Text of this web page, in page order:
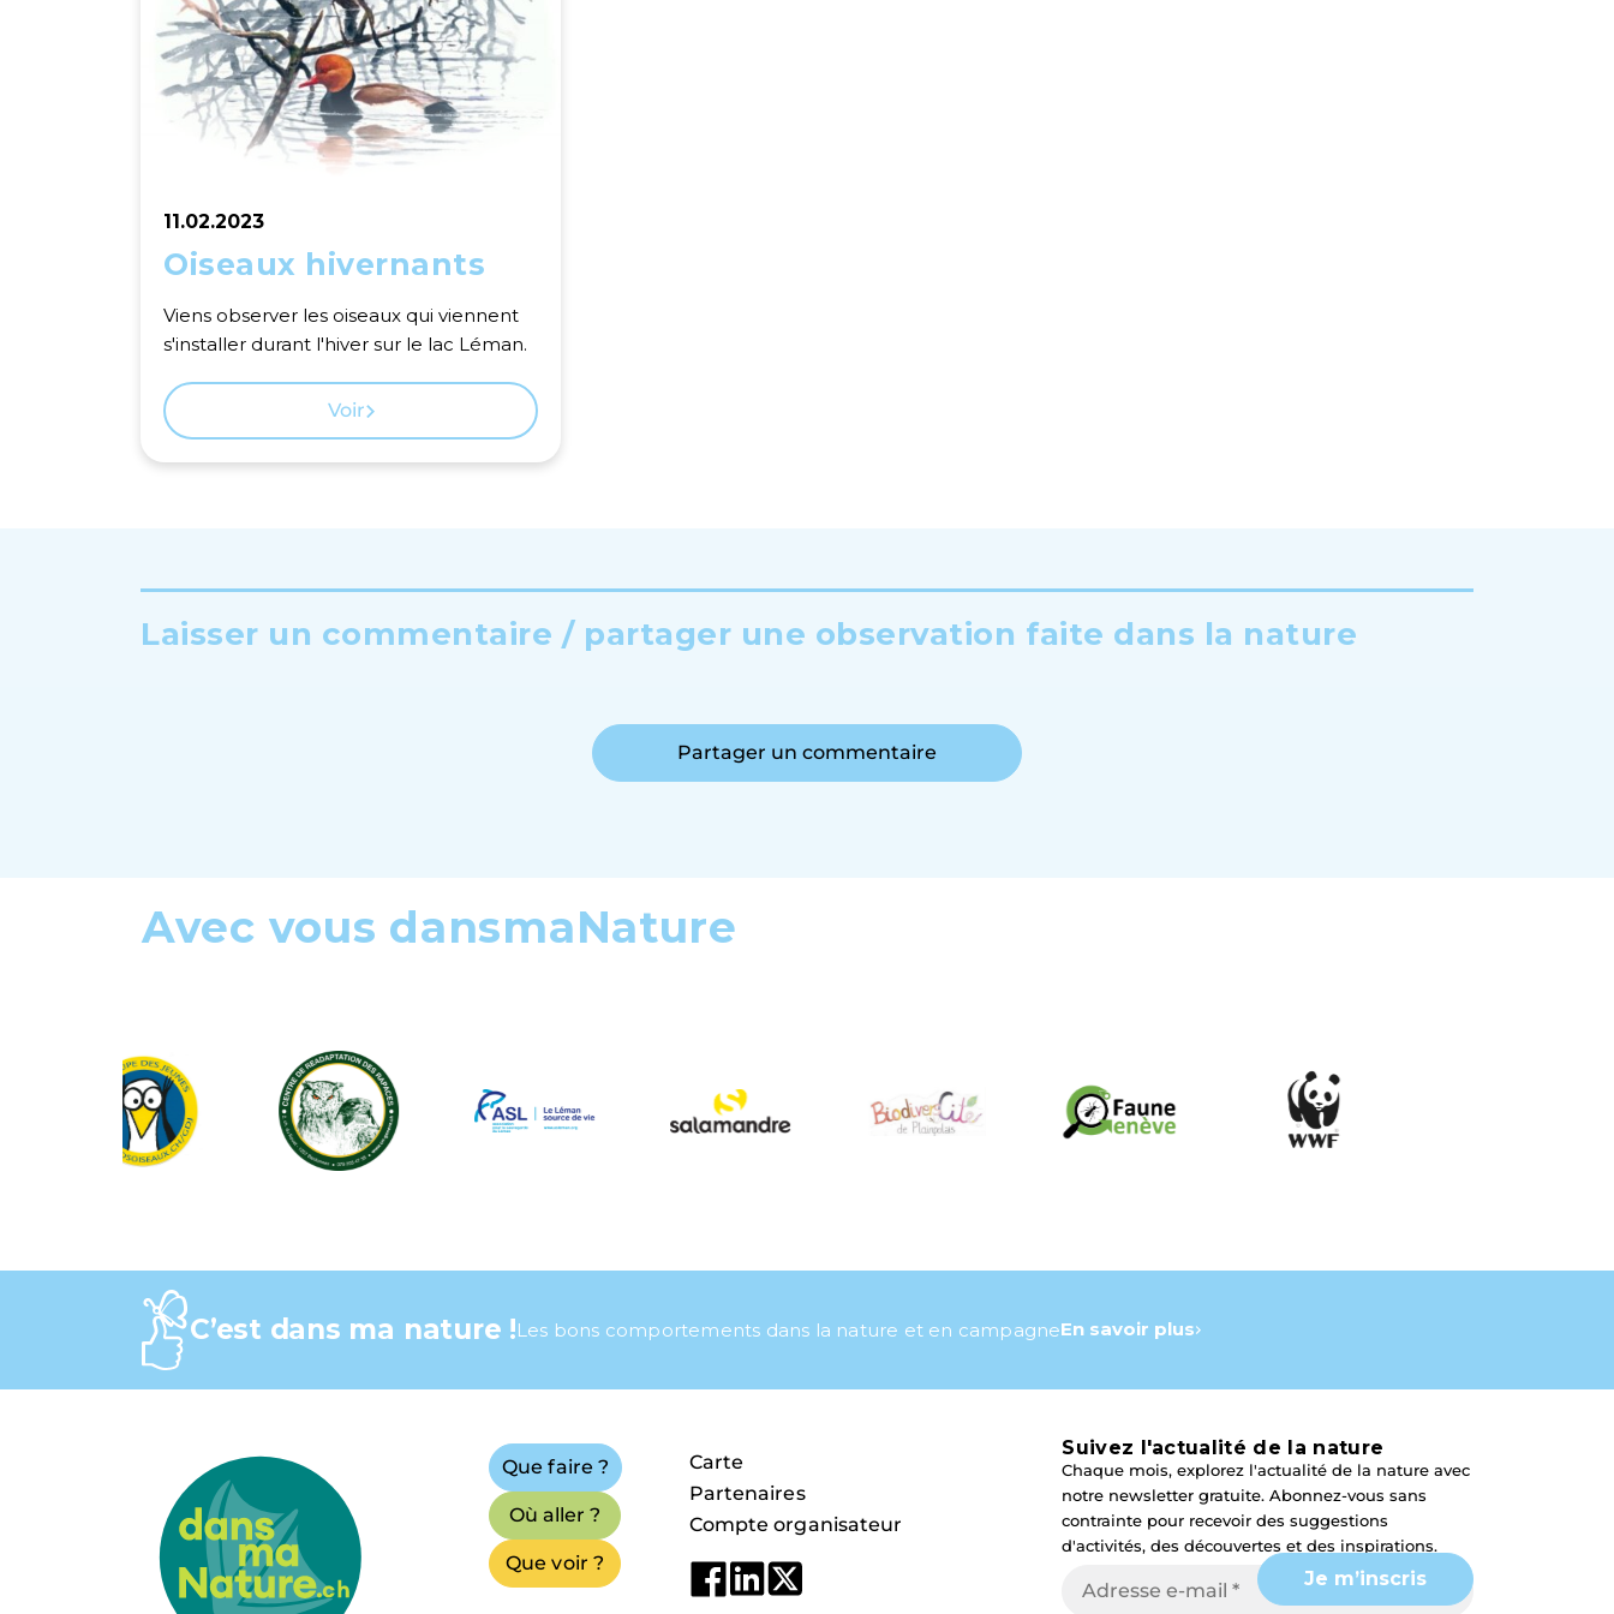
11.02.2023
Oiseaux hivernants
Viens observer les oiseaux qui viennent
s'installer durant l'hiver sur le lac Léman.
Voir
Laisser un commentaire / partager une observation faite dans la nature
Partager un commentaire
Avec vous dansmaNature
C’est dans ma nature !Les bons comportements dans la nature et en campagneEn savoir plus
Que faire ?
Où aller ?
Que voir ?
Carte
Partenaires
Compte organisateur
Suivez l'actualité de la nature
Chaque mois, explorez l'actualité de la nature avec
notre newsletter gratuite. Abonnez-vous sans
contrainte pour recevoir des suggestions
d'activités, des découvertes et des inspirations.